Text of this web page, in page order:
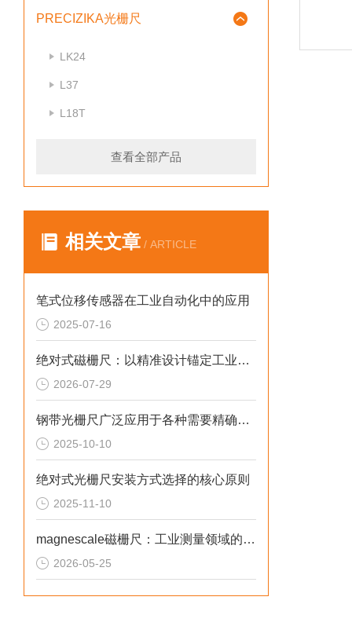
PRECIZIKA光栅尺
LK24
L37
L18T
查看全部产品
相关文章 / ARTICLE
笔式位移传感器在工业自动化中的应用
2025-07-16
绝对式磁栅尺：以精准设计锚定工业测量新坐标
2026-07-29
钢带光栅尺广泛应用于各种需要精确测量直线位移的工业领域
2025-10-10
绝对式光栅尺安装方式选择的核心原则
2025-11-10
magnescale磁栅尺：工业测量领域的“环境适应者”
2026-05-25